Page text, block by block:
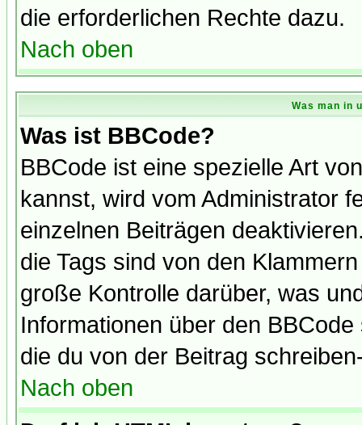
die erforderlichen Rechte dazu.
Nach oben
Was man in
Was ist BBCode?
BBCode ist eine spezielle Art
kannst, wird vom Administrator
einzelnen Beiträgen
die Tags sind von den
große Kontrolle darüber, was
Informationen über den
die du von der Beitrag
Nach oben